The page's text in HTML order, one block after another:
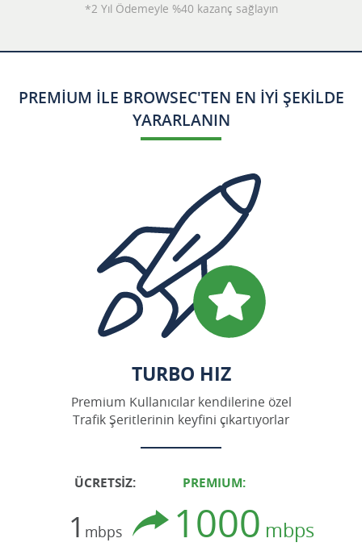
*2 Yıl Ödemeyle %40 kazanç sağlayın
PREMIUM ILE BROWSEC'TEN EN IYI ŞEKILDE
YARARLANIN
TURBO HIZ
Premium Kullanıcılar kendilerine özel
Trafik Şeritlerinin keyfini çıkartıyorlar
ÜCRETSİZ: PREMIUM:
1 mbps 1000 mbps